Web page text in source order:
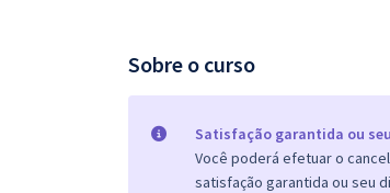
Sobre o curso
Satisfação garantida ou
Você poderá efetuar o
satisfação garantida ou seu